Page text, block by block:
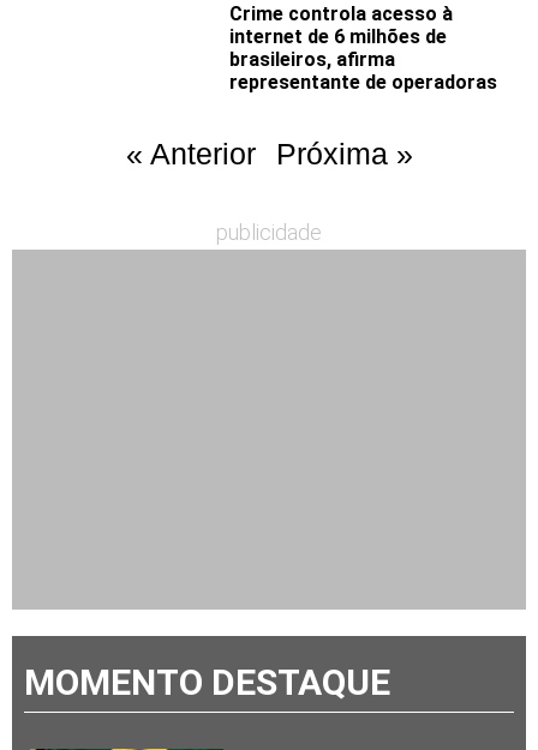
Crime controla acesso à
internet de 6 milhões de
brasileiros, afirma
representante de operadoras
« Anterior Próxima »
publicidade
MOMENTO DESTAQUE